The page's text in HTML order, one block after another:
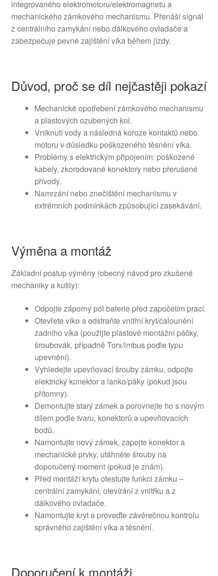
integrovaného elektromotoru/elektromagnetu a
mechanického zámkového mechanismu. Přenáší signál
z centrálního zamykání nebo dálkového ovladače a
zabezpečuje pevné zajištění víka během jízdy.
Důvod, proč se díl nejčastěji pokazí
Mechanické opotřebení zámkového mechanismu
a plastových ozubených kol.
Vniknutí vody a následná koroze kontaktů nebo
motoru v důsledku poškozeného těsnění víka.
Problémy s elektrickým připojením: poškozené
kabely, zkorodované konektory nebo přerušené
přívody.
Namrzání nebo znečištění mechanismu v
extrémních podmínkách způsobující zasekávání.
Výměna a montáž
Základní postup výměny (obecný návod pro zkušené
mechaniky a kutily):
Odpojte záporný pól baterie před započetím prací.
Otevřete víko a odstraňte vnitřní kryt/čalounění
zadního víka (použijte plastové montážní páčky,
šroubovák, případně Torx/imbus podle typu
upevnění).
Vyhledejte upevňovací šrouby zámku, odpojte
elektrický konektor a lanko/páky (pokud jsou
přítomny).
Demontujte starý zámek a porovnejte ho s novým
dílem podle tvaru, konektorů a upevňovacích
bodů.
Namontujte nový zámek, zapojte konektor a
mechanické prvky, utáhněte šrouby na
doporučený moment (pokud je znám).
Před montáží krytu otestujte funkci zámku –
centrální zamykání, otevírání z vnitřku a z
dálkového ovladače.
Namontujte kryt a proveďte závěrečnou kontrolu
správného zajištění víka a těsnění.
Doporučení k montáži